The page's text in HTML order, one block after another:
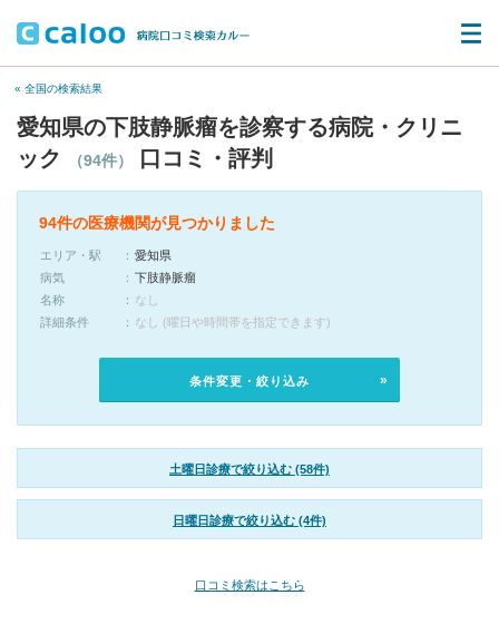
« 全国の検索結果
愛知県の下肢静脈瘤を診察する病院・クリニ
ック
（94件） 口コミ・評判
94件の医療機関が見つかりました
エリア・駅
愛知県
病気
下肢静脈瘤
名称
なし
詳細条件
なし (曜日や時間帯を指定できます)
条件変更・絞り込み
土曜日診療で絞り込む (58件)
日曜日診療で絞り込む (4件)
口コミ検索はこちら